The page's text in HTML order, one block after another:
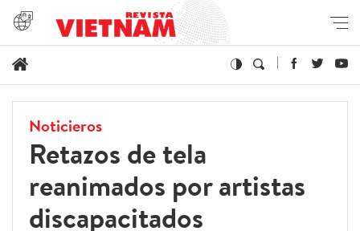
Noticieros
Retazos de tela
reanimados por artistas
discapacitados